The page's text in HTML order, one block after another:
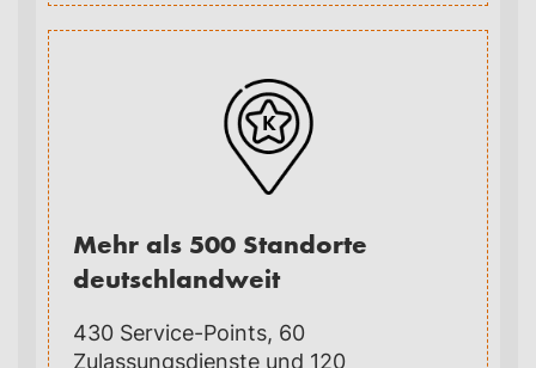
Mehr als 500 Standorte
deutschlandweit
430 Service-Points, 60
Zulassungsdienste und 120